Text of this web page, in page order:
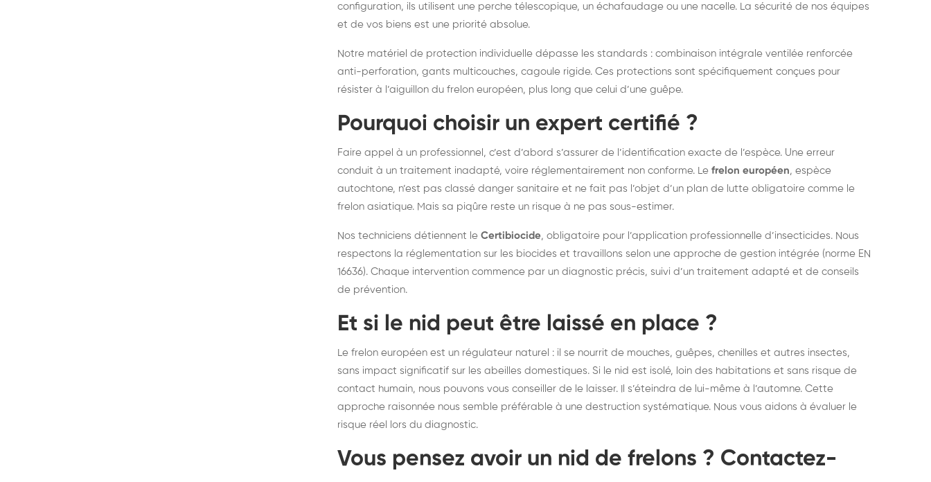
configuration, ils utilisent une perche télescopique, un échafaudage ou une nacelle. La sécurité de nos équipes
et de vos biens est une priorité absolue.
Notre matériel de protection individuelle dépasse les standards : combinaison intégrale ventilée renforcée
anti-perforation, gants multicouches, cagoule rigide. Ces protections sont spécifiquement conçues pour
résister à l’aiguillon du frelon européen, plus long que celui d’une guêpe.
Pourquoi choisir un expert certifié ?
Faire appel à un professionnel, c’est d’abord s’assurer de l’identification exacte de l’espèce. Une erreur
conduit à un traitement inadapté, voire réglementairement non conforme. Le frelon européen, espèce
autochtone, n’est pas classé danger sanitaire et ne fait pas l’objet d’un plan de lutte obligatoire comme le
frelon asiatique. Mais sa piqûre reste un risque à ne pas sous-estimer.
Nos techniciens détiennent le Certibiocide, obligatoire pour l’application professionnelle d’insecticides. Nous
respectons la réglementation sur les biocides et travaillons selon une approche de gestion intégrée (norme EN
16636). Chaque intervention commence par un diagnostic précis, suivi d’un traitement adapté et de conseils
de prévention.
Et si le nid peut être laissé en place ?
Le frelon européen est un régulateur naturel : il se nourrit de mouches, guêpes, chenilles et autres insectes,
sans impact significatif sur les abeilles domestiques. Si le nid est isolé, loin des habitations et sans risque de
contact humain, nous pouvons vous conseiller de le laisser. Il s’éteindra de lui-même à l’automne. Cette
approche raisonnée nous semble préférable à une destruction systématique. Nous vous aidons à évaluer le
risque réel lors du diagnostic.
Vous pensez avoir un nid de frelons ? Contactez-